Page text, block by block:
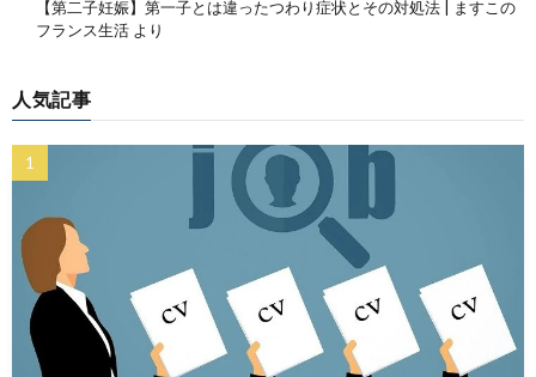
【第二子妊娠】第一子とは違ったつわり症状とその対処法 | ますこの
フランス生活 より
人気記事